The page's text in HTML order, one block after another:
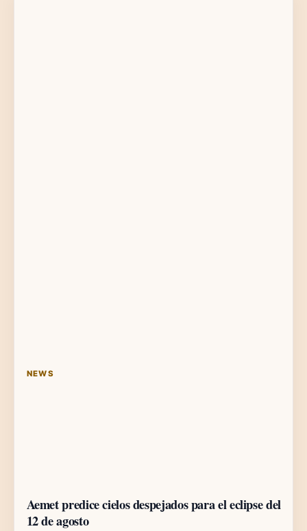
NEWS
Aemet predice cielos despejados para el eclipse del
12 de agosto